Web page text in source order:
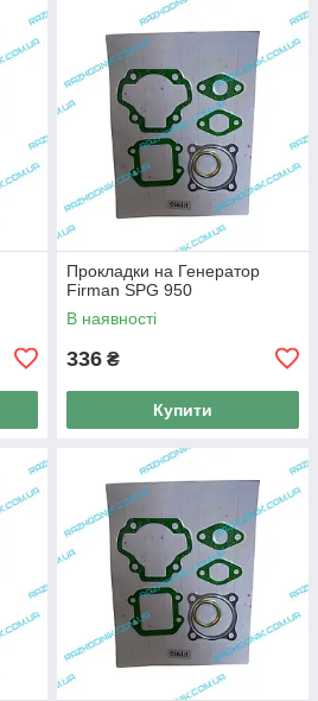
Прокладки на Генератор
Firman SPG 950
В наявності
336 ₴
Купити